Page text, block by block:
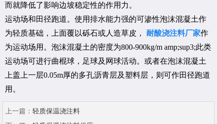
而就降低了影响边坡稳定性的作用力。
运动场和田径跑道。使用排水能力强的可渗性泡沫混凝土作
为轻质基础，上面覆以砾石或人造草皮， 耐酸浇注料厂家作
为运动场用。泡沫混凝土的密度为800-900kg/m amp;sup3;此类
运动场可进行曲棍球，足球及网球活动。或者在泡沫混凝土
上盖上一层0.05m厚的多孔沥青层及塑料层，则可作田径跑道
用。
上一篇： 轻质保温浇注料